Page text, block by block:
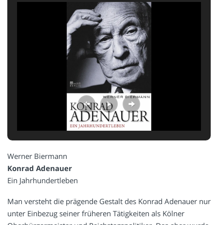
Werner Biermann
Konrad Adenauer
Ein Jahrhundertleben
Man versteht die prägende Gestalt des Konrad Adenauer nur
unter Einbezug seiner früheren Tätigkeiten als Kölner